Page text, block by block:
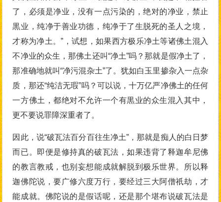
了，必须是净业，没有一点污染的，绝对的净业，禁止
黒业，纯净于善业功德，纯净于了生脱死的圣人之境，
才称为净土。”，试想，如果西方极乐净土等诸佛土混入
不净业的众生，那佛土还叫“净土”吗？那就是假净土了，
那准确地就叫“净污混杂土”了。犹如白玉里掺杂入一点杂
质，那还“纯洁无瑕”吗？可以说，十万亿严净佛土的任何
一方佛土，都绝对不允许一个有黒业的众生混入其中，
更不要说罪障深重者了。
因此，说“破瓦法百分百往生净土”，那就是痴人的白日梦
而已。即便是修持真的破瓦法，如果违背了释迦牟尼佛
的教言教戒，也别妄想能成就解脱到极乐世界。所以释
迦佛陀说，要广修六度万行，要经过三大阿僧祇劫，才
能成就。佛陀说的是假话呢，还是那个堪布说破瓦法是